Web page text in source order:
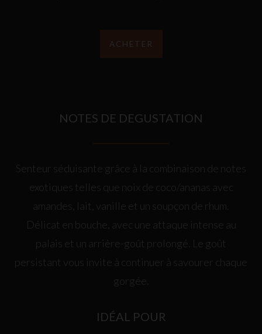
ACHETER
NOTES DE DEGUSTATION
Senteur séduisante grâce à la combinaison de notes
exotiques telles que noix de coco/ananas avec
amandes, lait, vanille et un soupçon de rhum.
Délicat en bouche, avec une attaque intense au
palais et un arrière-goût prolongé. Le goût
persistant vous invite à continuer à savourer chaque
gorgée.
IDÉAL POUR